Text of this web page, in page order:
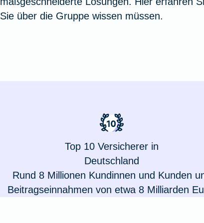
Oldtimerversicherung
Augenzusatzversicherung
Filmversicherung
Zur Serviceübersicht
Sie über die Gruppe wissen müssen.
Top 10 Versicherer in
Deutschland
Rund 8 Millionen Kundinnen und Kunden
Beitragseinnahmen von etwa 8 Milliarden